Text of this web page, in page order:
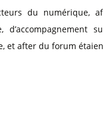
du numérique,
d’accompagnement
et after du forum